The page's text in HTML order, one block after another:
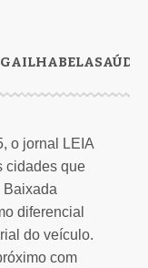
ILHABELASAÚDE
o jornal LEIA
cidades que
Baixada
diferencial
do veículo.
com